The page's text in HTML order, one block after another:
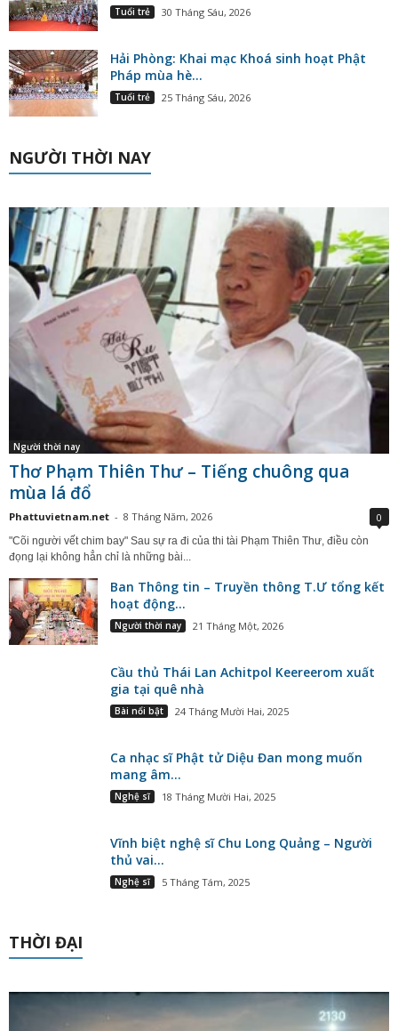
Tuổi trẻ 30 Tháng Sáu, 2026
Hải Phòng: Khai mạc Khoá sinh hoạt Phật
Pháp mùa hè...
Tuổi trẻ 25 Tháng Sáu, 2026
NGƯỜI THỜI NAY
Người thời nay
Thơ Phạm Thiên Thư – Tiếng chuông qua
mùa lá đổ
Phattuvietnam.net - 8 Tháng Năm, 2026 0
"Cõi người vết chim bay" Sau sự ra đi của thi tài Phạm Thiên Thư, điều còn
đọng lại không hẳn chỉ là những bài...
Ban Thông tin – Truyền thông T.Ư tổng kết
hoạt động...
Người thời nay 21 Tháng Một, 2026
Cầu thủ Thái Lan Achitpol Keereerom xuất
gia tại quê nhà
Bài nổi bật 24 Tháng Mười Hai, 2025
Ca nhạc sĩ Phật tử Diệu Đan mong muốn
mang âm...
Nghệ sĩ 18 Tháng Mười Hai, 2025
Vĩnh biệt nghệ sĩ Chu Long Quảng – Người
thủ vai...
Nghệ sĩ 5 Tháng Tám, 2025
THỜI ĐẠI